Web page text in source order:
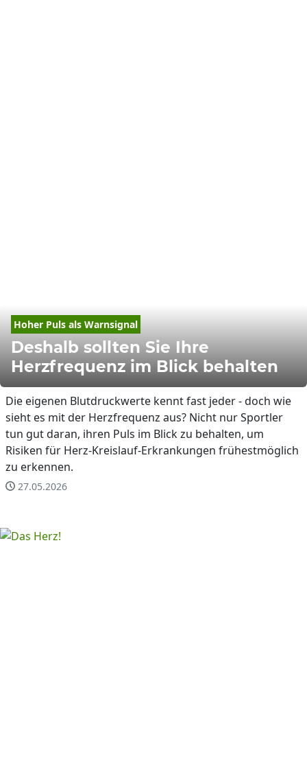
Hoher Puls als Warnsignal
Deshalb sollten Sie Ihre
Herzfrequenz im Blick behalten
Die eigenen Blutdruckwerte kennt fast jeder - doch wie
sieht es mit der Herzfrequenz aus? Nicht nur Sportler
tun gut daran, ihren Puls im Blick zu behalten, um
Risiken für Herz-Kreislauf-Erkrankungen frühestmöglich
zu erkennen.
27.05.2026